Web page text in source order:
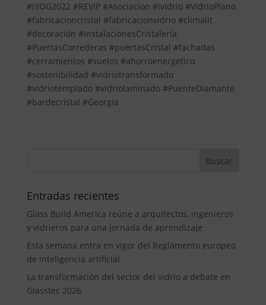
#IYOG2022 #REVIP #Asociacion #ividrio #VidrioPlano
#fabricacioncristal #fabricacionvidrio #climalit
#decoración #InstalacionesCristalería
#PuertasCorrederas #puertasCristal #fachadas
#cerramientos #suelos #ahorroenergetico
#sostenibilidad #vidriotransformado
#vidriotemplado #vidriolaminado #PuenteDiamante
#bardecristal #Georgia
Entradas recientes
Glass Build America reúne a arquitectos, ingenieros
y vidrieros para una jornada de aprendizaje
Esta semana entra en vigor del Reglamento europeo
de inteligencia artificial
La transformación del sector del vidrio a debate en
Glasstec 2026